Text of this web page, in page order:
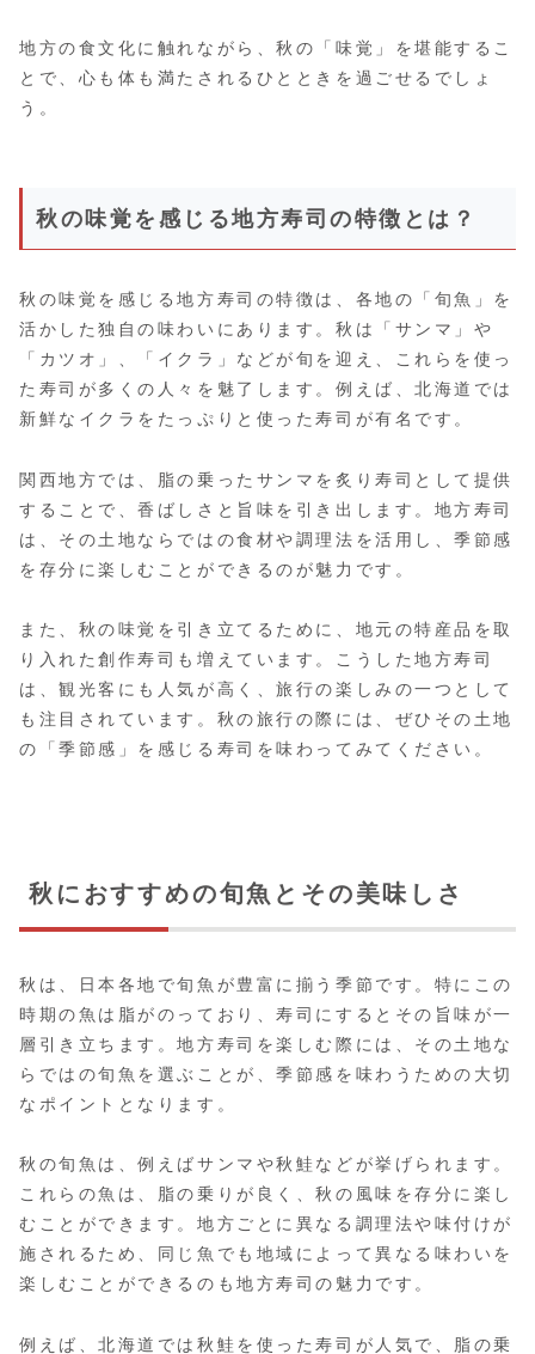
地方の食文化に触れながら、秋の「味覚」を堪能するこ
とで、心も体も満たされるひとときを過ごせるでしょ
う。
秋の味覚を感じる地方寿司の特徴とは？
秋の味覚を感じる地方寿司の特徴は、各地の「旬魚」を
活かした独自の味わいにあります。秋は「サンマ」や
「カツオ」、「イクラ」などが旬を迎え、これらを使っ
た寿司が多くの人々を魅了します。例えば、北海道では
新鮮なイクラをたっぷりと使った寿司が有名です。
関西地方では、脂の乗ったサンマを炙り寿司として提供
することで、香ばしさと旨味を引き出します。地方寿司
は、その土地ならではの食材や調理法を活用し、季節感
を存分に楽しむことができるのが魅力です。
また、秋の味覚を引き立てるために、地元の特産品を取
り入れた創作寿司も増えています。こうした地方寿司
は、観光客にも人気が高く、旅行の楽しみの一つとして
も注目されています。秋の旅行の際には、ぜひその土地
の「季節感」を感じる寿司を味わってみてください。
秋におすすめの旬魚とその美味しさ
秋は、日本各地で旬魚が豊富に揃う季節です。特にこの
時期の魚は脂がのっており、寿司にするとその旨味が一
層引き立ちます。地方寿司を楽しむ際には、その土地な
らではの旬魚を選ぶことが、季節感を味わうための大切
なポイントとなります。
秋の旬魚は、例えばサンマや秋鮭などが挙げられます。
これらの魚は、脂の乗りが良く、秋の風味を存分に楽し
むことができます。地方ごとに異なる調理法や味付けが
施されるため、同じ魚でも地域によって異なる味わいを
楽しむことができるのも地方寿司の魅力です。
例えば、北海道では秋鮭を使った寿司が人気で、脂の乗